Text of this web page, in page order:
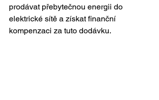
prodávat přebytečnou energii do
elektrické sítě a získat finanční
kompenzaci za tuto dodávku.